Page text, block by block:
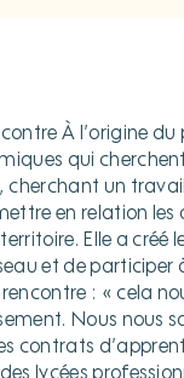
À l’origine
qui
cherchant un
en relation les
Elle a
et de
: « cela
Nous
contrats